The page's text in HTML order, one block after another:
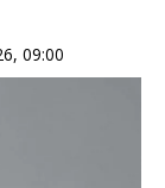
09:00